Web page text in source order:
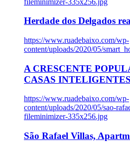
Herdade dos Delgados
https://www.ruadebaixo.com/wp-
content/uploads/2020/05/
A CRESCENTE
CASAS INTELIGENTES
https://www.ruadebaixo.com/wp-
content/uploads/2020/05/sao-
fileminimizer-335x256.jpg
São Rafael Villas,